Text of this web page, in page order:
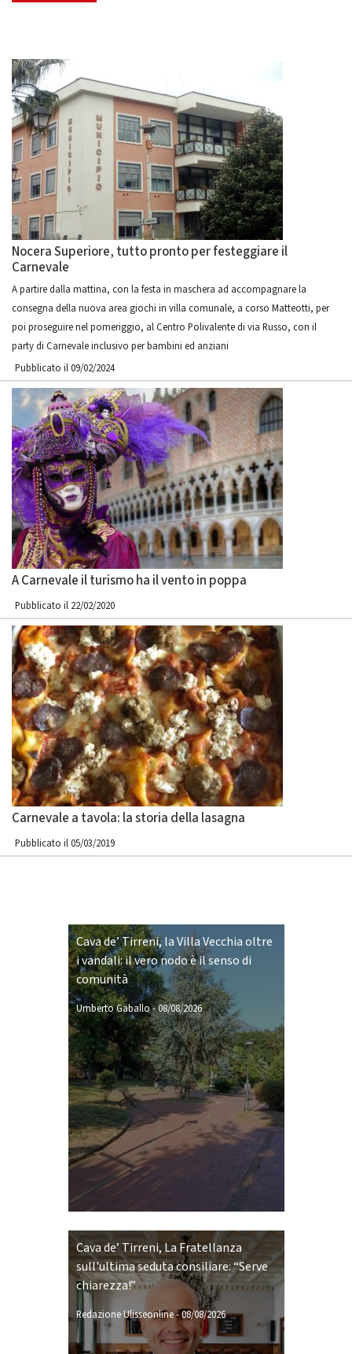
Nocera Superiore, tutto pronto per festeggiare il
Carnevale
A partire dalla mattina, con la festa in maschera ad accompagnare la
consegna della nuova area giochi in villa comunale, a corso Matteotti, per
poi proseguire nel pomeriggio, al Centro Polivalente di via Russo, con il
party di Carnevale inclusivo per bambini ed anziani
Pubblicato il 09/02/2024
A Carnevale il turismo ha il vento in poppa
Pubblicato il 22/02/2020
Carnevale a tavola: la storia della lasagna
Pubblicato il 05/03/2019
Cava de’ Tirreni, la Villa Vecchia oltre
i vandali: il vero nodo è il senso di
comunità
Umberto Gaballo-08/08/2026
Cava de’ Tirreni, La Fratellanza
sull'ultima seduta consiliare: “Serve
chiarezza!”
Redazione Ulisseonline-08/08/2026